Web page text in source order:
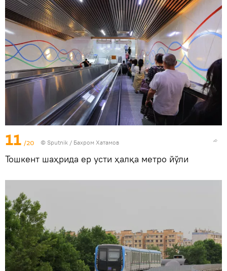
11 /20 © Sputnik / Бахром Хатамов
Тошкент шаҳрида ер усти ҳалқа метро йўли